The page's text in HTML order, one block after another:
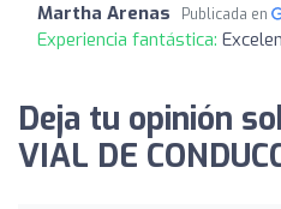
Martha Arenas Publicada en
Experiencia fantástica:
Deja tu opinión
VIAL DE